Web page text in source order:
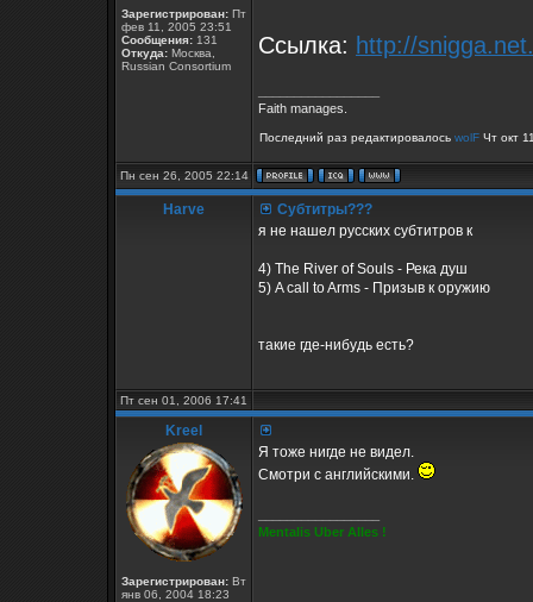
Зарегистрирован: Пт
фев 11, 2005 23:51
Сообщения: 131
Откуда: Москва,
Russian Consortium
Ссылка: http://
Faith manages.
Последний раз редактировалось wolF Чт окт
Пн сен 26, 2005 22:14
Harve
Субтитры???
я не нашел русских субтитров к
4) The River of Souls - Река душ
5) A call to Arms - Призыв к оружию
такие где-нибудь есть?
Пт сен 01, 2006 17:41
Kreel
Зарегистрирован: Вт
янв 06, 2004 18:23
Я тоже нигде не видел.
Смотри с английскими.
Mentalis Uber Alles !